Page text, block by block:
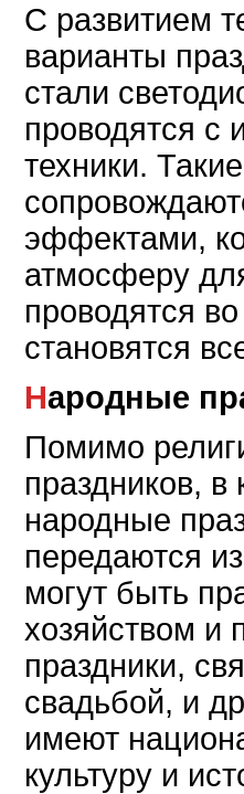
С развитием
варианты
стали
проводятся с
техники.
эффектами,
атмосферу
проводятся
становятся
Народные
Помимо
праздников,
народные
передаются
могут быть
хозяйством и
праздники,
свадьбой, и
имеют
культуру и